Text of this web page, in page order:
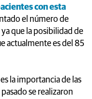
con esta
el número de
que la posibilidad de
actualmente es del 85
la importancia de las
se realizaron